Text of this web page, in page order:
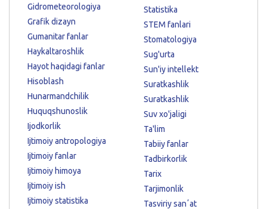
Gidrometeorologiya
Grafik dizayn
Gumanitar fanlar
Haykaltaroshlik
Hayot haqidagi fanlar
Hisoblash
Hunarmandchilik
Huquqshunoslik
Ijodkorlik
Ijtimoiy antropologiya
Ijtimoiy fanlar
Ijtimoiy himoya
Ijtimoiy ish
Ijtimoiy statistika
Statistika
STEM fanlari
Stomatologiya
Sug'urta
Sun'iy intellekt
Suratkashlik
Suratkashlik
Suv xo'jaligi
Ta'lim
Tabiiy fanlar
Tadbirkorlik
Tarix
Tarjimonlik
Tasviriy sanʼat